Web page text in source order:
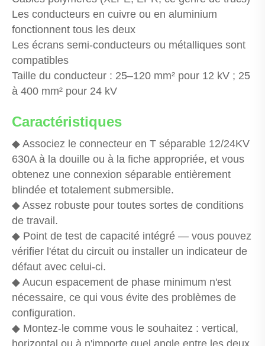
Les conducteurs en cuivre ou en aluminium
fonctionnent tous les deux
Les écrans semi-conducteurs ou métalliques sont
compatibles
Taille du conducteur : 25–120 mm² pour 12 kV ; 25
à 400 mm² pour 24 kV
Caractéristiques
◆ Associez le connecteur en T séparable 12/24KV
630A à la douille ou à la fiche appropriée, et vous
obtenez une connexion séparable entièrement
blindée et totalement submersible.
◆ Assez robuste pour toutes sortes de conditions
de travail.
◆ Point de test de capacité intégré — vous pouvez
vérifier l'état du circuit ou installer un indicateur de
défaut avec celui-ci.
◆ Aucun espacement de phase minimum n'est
nécessaire, ce qui vous évite des problèmes de
configuration.
◆ Montez-le comme vous le souhaitez : vertical,
horizontal ou à n'importe quel angle entre les deux.